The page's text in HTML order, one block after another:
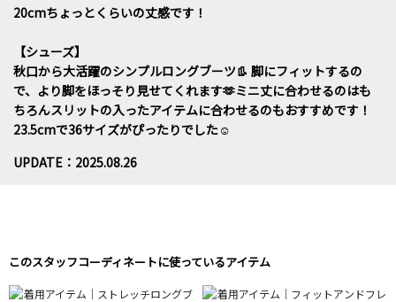
20cmちょっとくらいの丈感です！
【シューズ】
秋口から大活躍のシンプルロングブーツ👢 脚にフィットするの
で、より脚をほっそり見せてくれます🫶ミニ丈に合わせるのはも
ちろんスリットの入ったアイテムに合わせるのもおすすめです！
23.5cmで36サイズがぴったりでした☺️
UPDATE：2025.08.26
このスタッフコーディネートに使っているアイテム